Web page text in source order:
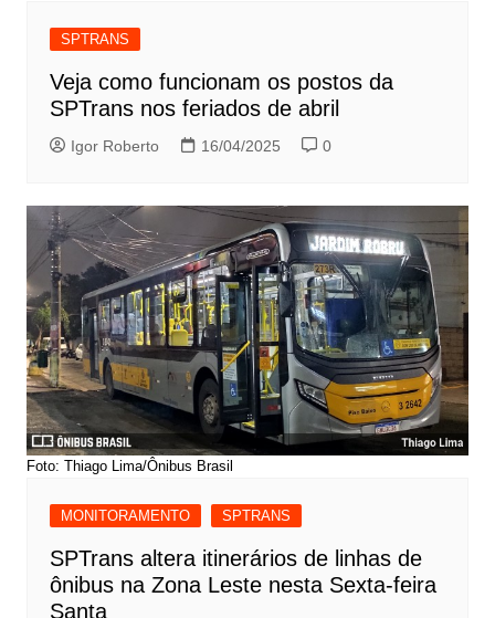
SPTRANS
Veja como funcionam os postos da
SPTrans nos feriados de abril
Igor Roberto 16/04/2025 0
Foto: Thiago Lima/Ônibus Brasil
MONITORAMENTO SPTRANS
SPTrans altera itinerários de linhas de
ônibus na Zona Leste nesta Sexta-feira
Santa